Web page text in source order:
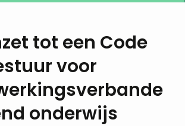
tot een Code
voor
onderwijs